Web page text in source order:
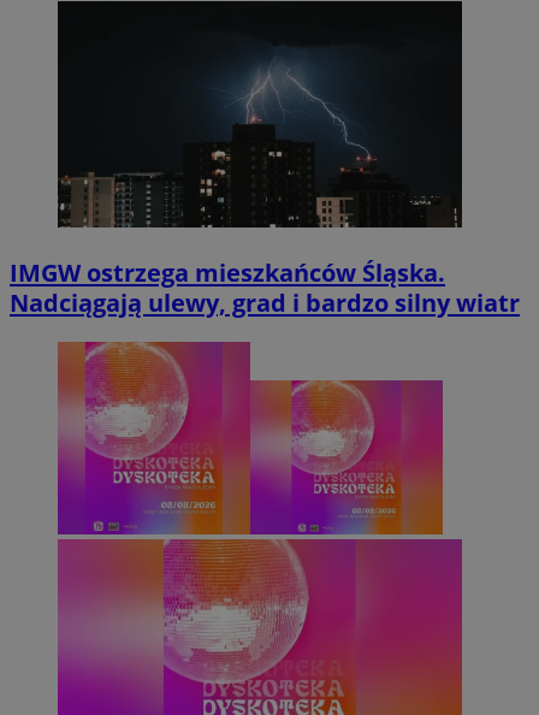
IMGW ostrzega mieszkańców Śląska.
Nadciągają ulewy, grad i bardzo silny wiatr